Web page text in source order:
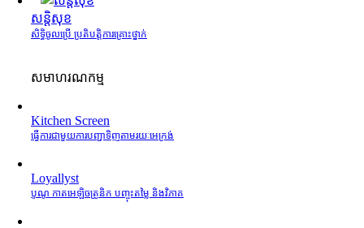
សន្តិសុខ
សិទ្ធិចូលប្រើ ប្រតិបត្តិការគ្រោះថ្នាក់
សមាហរណកម្ម
Kitchen Screen
ធ្វើការជាមួយការបញ្ជាទិញតាមរយៈអេក្រង់
Loyallyst
បូណូ កាតអេឡិចត្រូនិក បញ្ចុះតម្លៃ និងវិភាគ